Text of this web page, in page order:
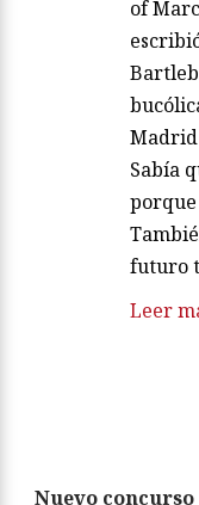
of
Madrid
Sabía
porque
futuro
Leer
Nuevo concurso